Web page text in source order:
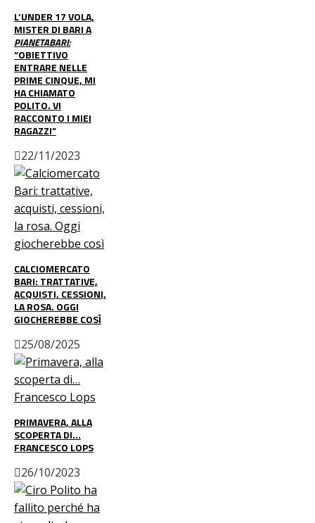
L’UNDER 17 VOLA,
MISTER DI BARI A
PIANETABARI:
“OBIETTIVO
ENTRARE NELLE
PRIME CINQUE, MI
HA CHIAMATO
POLITO. VI
RACCONTO I MIEI
RAGAZZI”
22/11/2023
CALCIOMERCATO
BARI: TRATTATIVE,
ACQUISTI, CESSIONI,
LA ROSA. OGGI
GIOCHEREBBE COSÌ
25/08/2025
PRIMAVERA, ALLA
SCOPERTA DI…
FRANCESCO LOPS
26/10/2023